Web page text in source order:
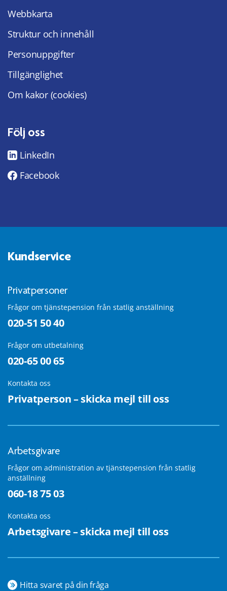
Webbkarta
Struktur och innehåll
Personuppgifter
Tillgänglighet
Om kakor (cookies)
Följ oss
LinkedIn
Facebook
Kundservice
Privatpersoner
Frågor om tjänstepension från statlig anställning
020-51 50 40
Frågor om utbetalning
020-65 00 65
Kontakta oss
Privatperson – skicka mejl till oss
Arbetsgivare
Frågor om administration av tjänstepension från statlig
anställning
060-18 75 03
Kontakta oss
Arbetsgivare – skicka mejl till oss
Hitta svaret på din fråga